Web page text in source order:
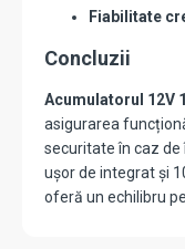
Fiabilitate
Concluzii
Acumulatorul 12V
asigurarea
securitate în caz
ușor de integrat și
oferă un echilibru